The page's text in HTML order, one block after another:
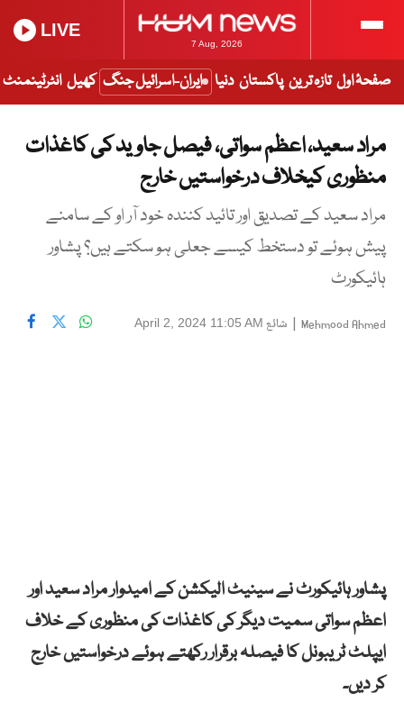
7 Aug, 2026
LIVE
صفحۂ اول تازہ ترین پاکستان دنیا ایران-اسرائیل جنگ کھیل انٹرٹینمنٹ
مراد سعید، اعظم سواتی، فیصل جاوید کی کاغذات
منظوری کیخلاف درخواستیں خارج
مراد سعید کے تصدیق اور تائید کنندہ خود آر او کے سامنے
پیش ہوئے تو دستخط کیسے جعلی ہو سکتے ہیں؟ پشاور
ہائیکورٹ
Mehmood Ahmed
| شائع April 2, 2024 11:05 AM
پشاور ہائیکورٹ نے سینیٹ الیکشن کے امیدوار مراد سعید اور
اعظم سواتی سمیت دیگر کی کاغذات کی منظوری کے خلاف
ایپلٹ ٹریبونل کا فیصلہ برقرار رکھتے ہوئے درخواستیں خارج
کر دیں۔